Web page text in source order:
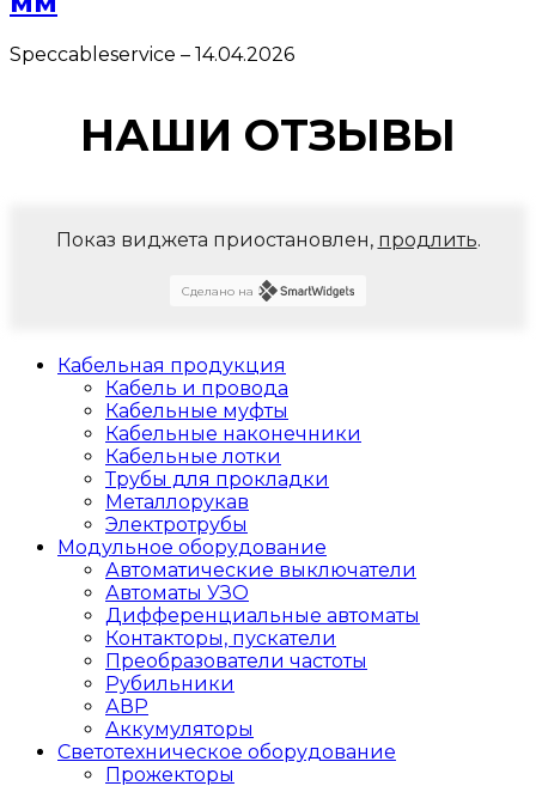
Speccableservice – 14.04.2026
НАШИ ОТЗЫВЫ
Показ виджета приостановлен, продлить.
Сделано на
Кабельная продукция
Кабель и провода
Кабельные муфты
Кабельные наконечники
Кабельные лотки
Трубы для прокладки
Металлорукав
Электротрубы
Модульное оборудование
Автоматические выключатели
Автоматы УЗО
Дифференциальные автоматы
Контакторы, пускатели
Преобразователи частоты
Рубильники
АВР
Аккумуляторы
Светотехническое оборудование
Прожекторы